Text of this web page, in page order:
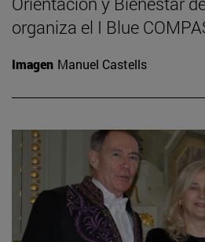
organiza el I Blue
Imagen Manuel Castells